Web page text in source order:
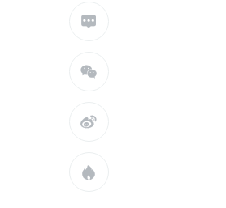



